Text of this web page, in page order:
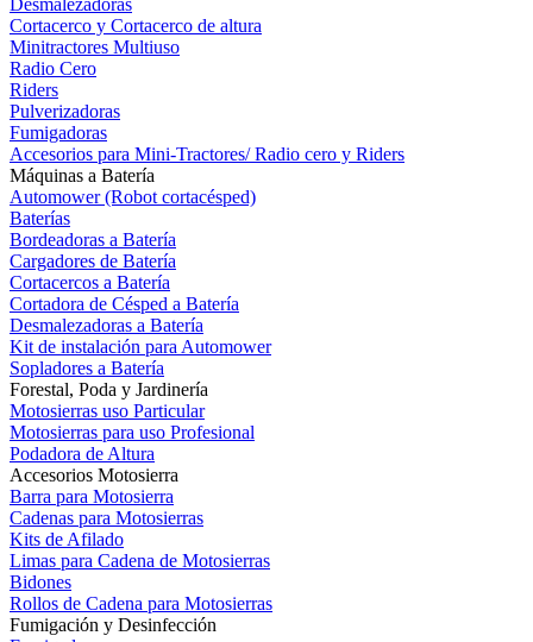
Cortacerco y Cortacerco de altura
Minitractores Multiuso
Radio Cero
Riders
Pulverizadoras
Fumigadoras
Accesorios para Mini-Tractores/ Radio cero y Riders
Máquinas a Batería
Automower (Robot cortacésped)
Baterías
Bordeadoras a Batería
Cargadores de Batería
Cortacercos a Batería
Cortadora de Césped a Batería
Desmalezadoras a Batería
Kit de instalación para Automower
Sopladores a Batería
Forestal, Poda y Jardinería
Motosierras uso Particular
Motosierras para uso Profesional
Podadora de Altura
Accesorios Motosierra
Barra para Motosierra
Cadenas para Motosierras
Kits de Afilado
Limas para Cadena de Motosierras
Bidones
Rollos de Cadena para Motosierras
Fumigación y Desinfección